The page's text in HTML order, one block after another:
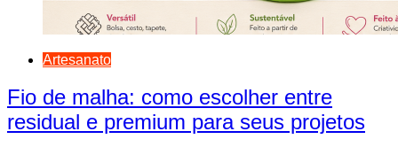
Artesanato
Fio de malha: como escolher entre
residual e premium para seus projetos